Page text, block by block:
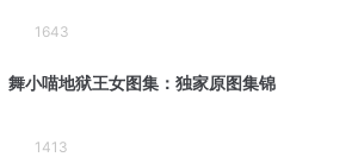
1643
舞小喵地狱王女图集：独家原图集锦
1413